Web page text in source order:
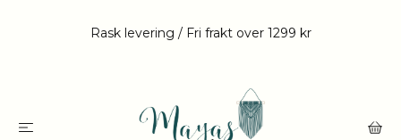
Rask levering / Fri frakt over 1299 kr